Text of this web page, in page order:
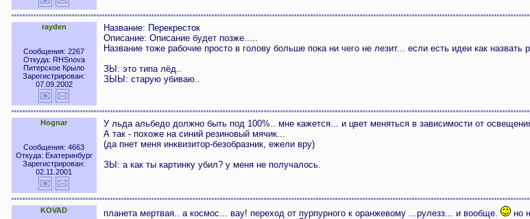
rayden
Сообщения: 2267
Откуда: RHSnova
Питерское Крыло
Зарегистрирован:
07.09.2002
Название: Перекресток
Описание: Описание будет позже.....
Название тоже рабочие просто в голову больше пока ни чего не лезит... если есть идеи как назвать
ЗЫ: это типа лёд..
ЗЫЫ: старую убиваю..
Hognar
Сообщения: 4663
Откуда: Екатеринбург
Зарегистрирован:
02.11.2001
У льда альбедо должно быть под 100%.. мне кажется... и цвет меняться в зависимости от
А так - похоже на синий резиновый мячик...
(да пнет меня инквизитор-безобразник, ежели вру)
ЗЫ: а как ты картинку убил? у меня не получалось.
KOVAD
планета мертвая.. а космос... вау! переход от пурпурного к оранжевому ...рулезз... и вообще.
но